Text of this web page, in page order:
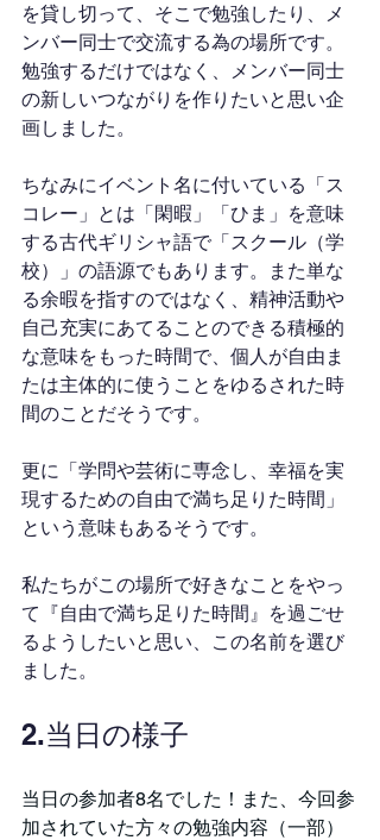
を貸し切って、そこで勉強したり、メ
ンバー同士で交流する為の場所です。
勉強するだけではなく、メンバー同士
の新しいつながりを作りたいと思い企
画しました。
ちなみにイベント名に付いている「ス
コレー」とは「閑暇」「ひま」を意味
する古代ギリシャ語で「スクール（学
校）」の語源でもあります。また単な
る余暇を指すのではなく、精神活動や
自己充実にあてることのできる積極的
な意味をもった時間で、個人が自由ま
たは主体的に使うことをゆるされた時
間のことだそうです。
更に「学問や芸術に専念し、幸福を実
現するための自由で満ち足りた時間」
という意味もあるそうです。
私たちがこの場所で好きなことをやっ
て『自由で満ち足りた時間』を過ごせ
るようしたいと思い、この名前を選び
ました。
2.当日の様子
当日の参加者8名でした！また、今回参
加されていた方々の勉強内容（一部）